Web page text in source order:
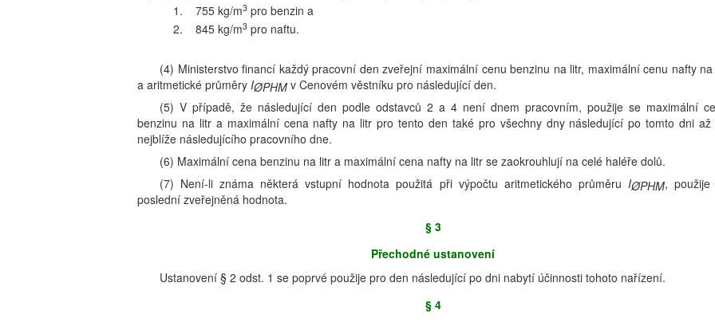
1.
755 kg/m3 pro benzin a
2.
845 kg/m3 pro naftu.
(4) Ministerstvo financí každý pracovní den zveřejní maximální cenu benzinu na litr, maximální cenu nafty
a aritmetické průměry IØPHM v Cenovém věstníku pro následující den.
(5) V případě, že následující den podle odstavců 2 a 4 není dnem pracovním, použije se maximální
benzinu na litr a maximální cena nafty na litr pro tento den také pro všechny dny následující po tomto dni až
nejblíže následujícího pracovního dne.
(6) Maximální cena benzinu na litr a maximální cena nafty na litr se zaokrouhlují na celé haléře dolů.
(7) Není-li známa některá vstupní hodnota použitá při výpočtu aritmetického průměru IØPHM, použije
poslední zveřejněná hodnota.
§ 3
Přechodné ustanovení
Ustanovení § 2 odst. 1 se poprvé použije pro den následující po dni nabytí účinnosti tohoto nařízení.
§ 4